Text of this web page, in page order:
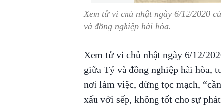
Xem tử vi chủ nhật ngày 6/12/2020
và đồng nghiệp hài hòa.
Xem tử vi chủ nhật ngày 6/12/
giữa Tý và đồng nghiệp hài hòa,
nơi làm việc, đừng tọc mạch,
xấu với sếp, không tốt cho sự